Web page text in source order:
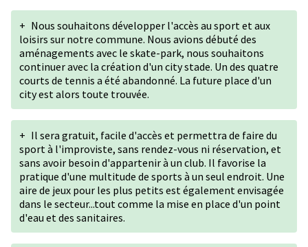
+ Nous souhaitons développer l'accès au sport et aux
loisirs sur notre commune. Nous avions débuté des
aménagements avec le skate-park, nous souhaitons
continuer avec la création d'un city stade. Un des quatre
courts de tennis a été abandonné. La future place d'un
city est alors toute trouvée.
+ Il sera gratuit, facile d'accès et permettra de faire du
sport à l'improviste, sans rendez-vous ni réservation, et
sans avoir besoin d'appartenir à un club. Il favorise la
pratique d'une multitude de sports à un seul endroit. Une
aire de jeux pour les plus petits est également envisagée
dans le secteur...tout comme la mise en place d'un point
d'eau et des sanitaires.